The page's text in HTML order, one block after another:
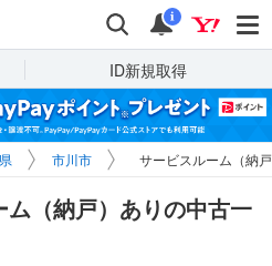
検索 通知
i
ID新規取得
市川市 サービスルーム（納
（納戸）ありの中古一